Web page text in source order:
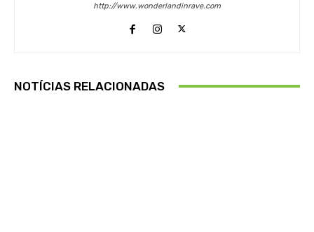
http://www.wonderlandinrave.com
NOTÍCIAS RELACIONADAS